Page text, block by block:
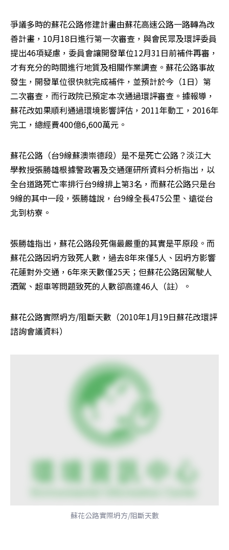
爭議多時的蘇花公路修建計畫由蘇花高速公路一路轉為改
善計畫，10月18日進行第一次審查，與會民眾及環評委員
提出46項疑慮，委員會讓開發單位12月31日前補件再審，
才有充分的時間進行地質及相關作業調查。蘇花公路事故
發生，開發單位很快就完成補件，並預計於今（1日）第
二次審查，而行政院已預定本次通過環評審查。據報導，
蘇花改如果順利通過環境影響評估，2011年動工，2016年
完工，總經費400億6,600萬元。
蘇花公路（台9線蘇澳崇德段）是不是死亡公路？淡江大
學教授張勝雄根據警政署及交通運研所資料分析指出，以
全台道路死亡率排行台9線排上第3名，而蘇花公路只是台
9線的其中一段，張勝雄說，台9線全長475公里、遠從台
北到枋寮。
張勝雄指出，蘇花公路段死傷最嚴重的其實是平原段。而
蘇花公路因坍方致死人數，過去8年來僅5人、因坍方影響
花蓮對外交通，6年來天數僅25天；但蘇花公路因駕駛人
酒駕、超車等問題致死的人數卻高達46人（註）。
蘇花公路實際坍方/阻斷天數（2010年1月19日蘇花改環評
諮詢會議資料）
蘇花公路實際坍方/阻斷天數